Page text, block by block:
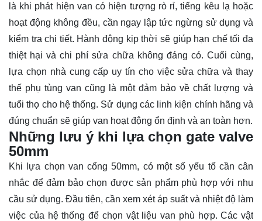
là khi phát hiện van có hiện tượng rò rỉ, tiếng kêu lạ hoặc
hoạt động không đều, cần ngay lập tức ngừng sử dụng và
kiểm tra chi tiết. Hành động kịp thời sẽ giúp hạn chế tối đa
thiệt hại và chi phí sửa chữa không đáng có. Cuối cùng,
lựa chọn nhà cung cấp uy tín cho việc sửa chữa và thay
thế phụ tùng van cũng là một đảm bảo về chất lượng và
tuổi thọ cho hệ thống. Sử dụng các linh kiện chính hãng và
đúng chuẩn sẽ giúp van hoạt động ổn định và an toàn hơn.
Những lưu ý khi lựa chọn gate valve
50mm
Khi lựa chọn van cổng 50mm, có một số yếu tố cần cân
nhắc để đảm bảo chọn được sản phẩm phù hợp với nhu
cầu sử dụng. Đầu tiên, cần xem xét áp suất và nhiệt độ làm
việc của hệ thống để chọn vật liệu van phù hợp. Các vật